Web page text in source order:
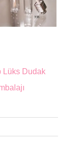
Lüks Dudak